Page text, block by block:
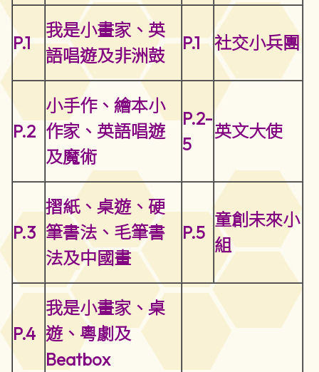
P.1
我是小畫家、英
語唱遊及非洲鼓
P.1 社交小兵團
P.2
小手作、繪本小
作家、英語唱遊
及魔術
P.2-
5
英文大使
P.3
摺紙、桌遊、硬
筆書法、毛筆書
法及中國畫
P.5
童創未來小
組
P.4
我是小畫家、桌
遊、粵劇及
Beatbox